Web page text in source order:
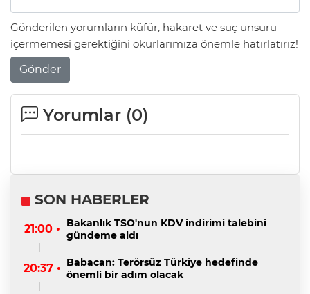
Gönderilen yorumların küfür, hakaret ve suç unsuru
içermemesi gerektiğini okurlarımıza önemle hatırlatırız!
Gönder
Yorumlar (0)
SON HABERLER
21:00 •
Bakanlık TSO'nun KDV indirimi talebini
gündeme aldı
20:37 • Babacan: Terörsüz Türkiye hedefinde
önemli bir adım olacak